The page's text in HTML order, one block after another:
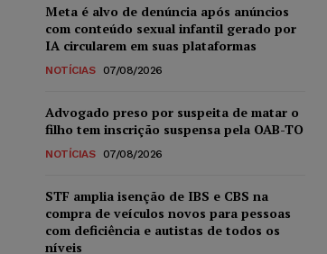
Meta é alvo de denúncia após anúncios
com conteúdo sexual infantil gerado por
IA circularem em suas plataformas
NOTÍCIAS 07/08/2026
Advogado preso por suspeita de matar o
filho tem inscrição suspensa pela OAB-TO
NOTÍCIAS 07/08/2026
STF amplia isenção de IBS e CBS na
compra de veículos novos para pessoas
com deficiência e autistas de todos os
níveis